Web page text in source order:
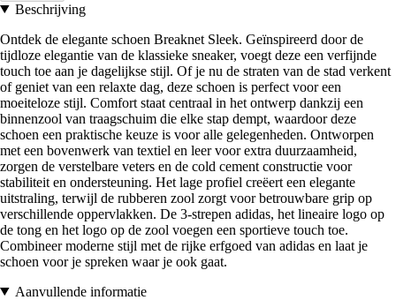
Beschrijving
Ontdek de elegante schoen Breaknet Sleek. Geïnspireerd door de
tijdloze elegantie van de klassieke sneaker, voegt deze een verfijnde
touch toe aan je dagelijkse stijl. Of je nu de straten van de stad verkent
of geniet van een relaxte dag, deze schoen is perfect voor een
moeiteloze stijl. Comfort staat centraal in het ontwerp dankzij een
binnenzool van traagschuim die elke stap dempt, waardoor deze
schoen een praktische keuze is voor alle gelegenheden. Ontworpen
met een bovenwerk van textiel en leer voor extra duurzaamheid,
zorgen de verstelbare veters en de cold cement constructie voor
stabiliteit en ondersteuning. Het lage profiel creëert een elegante
uitstraling, terwijl de rubberen zool zorgt voor betrouwbare grip op
verschillende oppervlakken. De 3-strepen adidas, het lineaire logo op
de tong en het logo op de zool voegen een sportieve touch toe.
Combineer moderne stijl met de rijke erfgoed van adidas en laat je
schoen voor je spreken waar je ook gaat.
Aanvullende informatie